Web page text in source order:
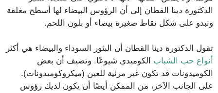
الدكتورة دينا القطان إلى أن الرؤوس البيضاء لها أسطح مغلقة
وتبدو على شكل نقاط صغيرة بيضاء أو بلون اللحم.
تقول الدكتورة دينا القطان أن البثور السوداء والبيضاء هي أكثر
أنواع حب الشباب الكوميدي شيوعًا. وتضيف أن بعض
الكوميدونات قد تكون غير مرئية للعين (ميكروكوميدونات).
على الجانب الآخر، من الممكن أيضًا أن يكون لديك رؤوس